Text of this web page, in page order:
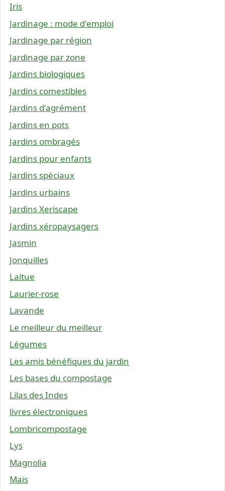
Iris
Jardinage : mode d'emploi
Jardinage par région
Jardinage par zone
Jardins biologiques
Jardins comestibles
Jardins d'agrément
Jardins en pots
Jardins ombragés
Jardins pour enfants
Jardins spéciaux
Jardins urbains
Jardins Xeriscape
Jardins xéropaysagers
Jasmin
Jonquilles
Laitue
Laurier-rose
Lavande
Le meilleur du meilleur
Légumes
Les amis bénéfiques du jardin
Les bases du compostage
Lilas des Indes
livres électroniques
Lombricompostage
Lys
Magnolia
Maïs